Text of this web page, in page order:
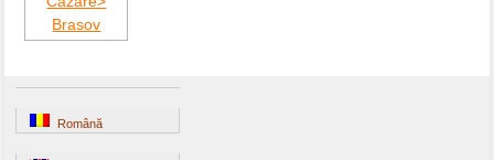
Brasov
Română